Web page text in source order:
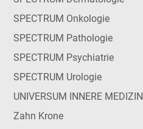
SPECTRUM Onkologie
SPECTRUM Pathologie
SPECTRUM Psychiatrie
SPECTRUM Urologie
UNIVERSUM INNERE MEDIZIN
Zahn Krone